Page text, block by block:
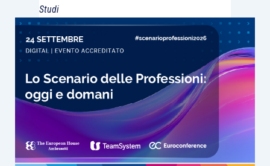
Studi